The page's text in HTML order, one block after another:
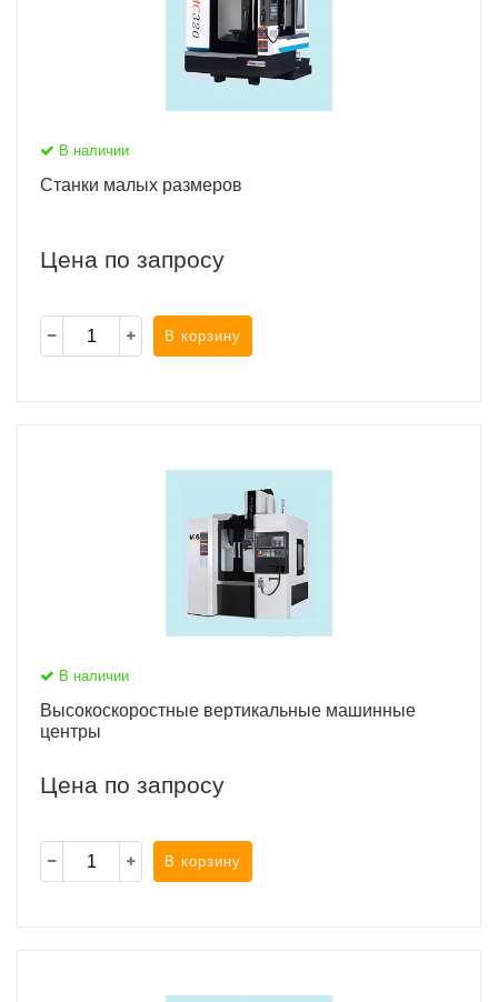
В наличии
Станки малых размеров
Цена по запросу
В корзину
В наличии
Высокоскоростные вертикальные машинные
центры
Цена по запросу
В корзину